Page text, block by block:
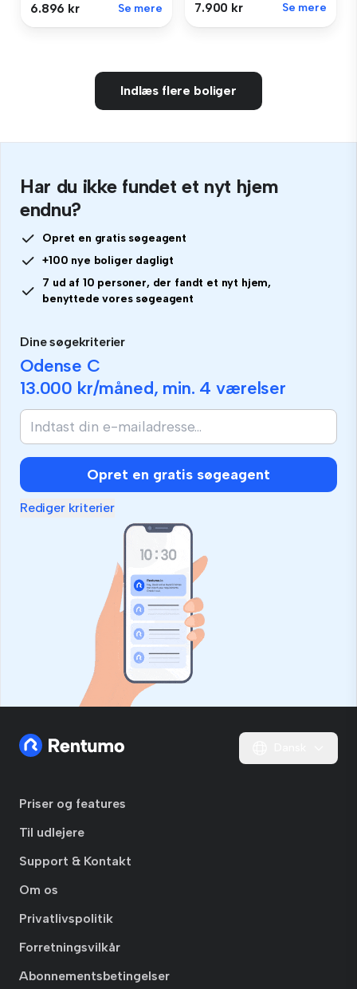
6.896 kr Se mere 7.900 kr Se mere
Indlæs flere boliger
Har du ikke fundet et nyt hjem
endnu?
Opret en gratis søgeagent
+100 nye boliger dagligt
7 ud af 10 personer, der fandt et nyt hjem,
benyttede vores søgeagent
Dine søgekriterier
Odense C
13.000 kr/måned, min. 4 værelser
Hvis
er
menneske,
så
ignorer
Opret en gratis søgeagent
Rediger kriterier
Priser og features
Til udlejere
Support & Kontakt
Om os
Privatlivspolitik
Forretningsvilkår
Abonnementsbetingelser